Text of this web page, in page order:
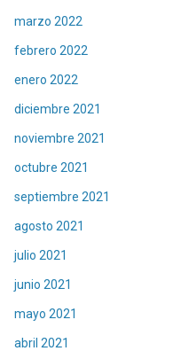
marzo 2022
febrero 2022
enero 2022
diciembre 2021
noviembre 2021
octubre 2021
septiembre 2021
agosto 2021
julio 2021
junio 2021
mayo 2021
abril 2021